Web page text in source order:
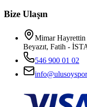
Bize Ulaşın
Mimar Hayrettin
Beyazıt, Fatih -
546 900 01 02